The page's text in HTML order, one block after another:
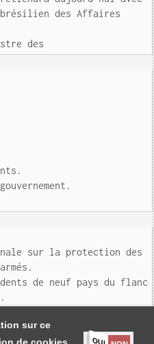
sur ce
OUI
brésilien des Affaires
des
sur la protection des
de neuf pays du flanc